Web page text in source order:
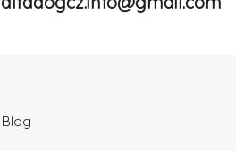
Blog